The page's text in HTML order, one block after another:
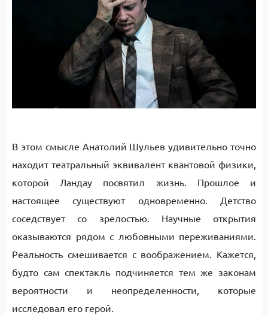
В этом смысле Анатолий Шульев удивительно точно
находит театральный эквивалент квантовой физики,
которой Ландау посвятил жизнь. Прошлое и
настоящее существуют одновременно. Детство
соседствует со зрелостью. Научные открытия
оказываются рядом с любовными переживаниями.
Реальность смешивается с воображением. Кажется,
будто сам спектакль подчиняется тем же законам
вероятности и неопределенности, которые
исследовал его герой.